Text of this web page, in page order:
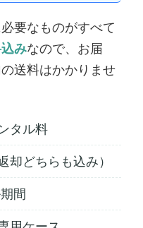
要なものがすべて
みなので、お届
送料はかかりませ
タル料
却どちらも込み）
間